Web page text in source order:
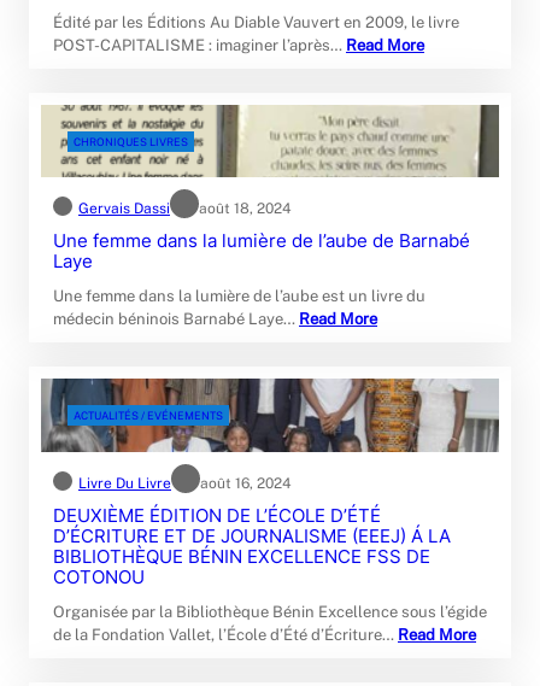
Édité par les Éditions Au Diable Vauvert en 2009, le livre
POST-CAPITALISME : imaginer l’après… Read More
CHRONIQUES LIVRES
Gervais Dassi août 18, 2024
Une femme dans la lumière de l’aube de Barnabé
Laye
Une femme dans la lumière de l’aube est un livre du
médecin béninois Barnabé Laye… Read More
ACTUALITÉS / EVÉNEMENTS
Livre Du Livre août 16, 2024
DEUXIÈME ÉDITION DE L’ÉCOLE D’ÉTÉ
D’ÉCRITURE ET DE JOURNALISME (EEEJ) Á LA
BIBLIOTHÈQUE BÉNIN EXCELLENCE FSS DE
COTONOU
Organisée par la Bibliothèque Bénin Excellence sous l’égide
de la Fondation Vallet, l’École d’Été d’Écriture… Read More